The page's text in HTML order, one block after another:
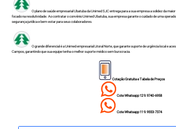
O plano de saúde empresarial Ubatuba da Unimed SJC entrega para a sua empresa a solidez da
focado na resolutividade. Ao contratar o convênio Unimed Ubatuba, sua empresa garante o cuidado de uma
segurança jurídica e bem-estar para seus colaboradores.
O grande diferencial é a Unimed empresarial Litoral Norte, que garante suporte de urgência local e
Campos, garantindo que sua equipe tenha o melhor suporte médico sem burocracia.
Cotação Gratuita e Tabela de Preços
Cote Whatsapp 12 9.9740-6958
Cote Whatsapp 11 9.9553-7374